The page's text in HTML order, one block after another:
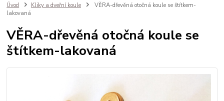
Úvod Kliky a dveřní koule
VĚRA-dřevěná otočná koule se štítkem-
lakovaná
VĚRA-dřevěná otočná koule se
štítkem-lakovaná